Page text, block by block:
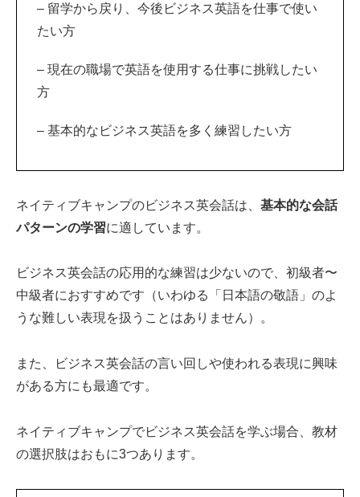
– 留学から戻り、今後ビジネス英語を仕事で使い
たい方
– 現在の職場で英語を使用する仕事に挑戦したい
方
– 基本的なビジネス英語を多く練習したい方
ネイティブキャンプのビジネス英会話は、 基本的な会話
パターンの学習に適しています。
ビジネス英会話の応用的な練習は少ないので、初級者〜
中級者におすすめです（いわゆる「日本語の敬語」のよ
うな難しい表現を扱うことはありません）。
また、ビジネス英会話の言い回しや使われる表現に興味
がある方にも最適です。
ネイティブキャンプでビジネス英会話を学ぶ場合、教材
の選択肢はおもに3つあります。